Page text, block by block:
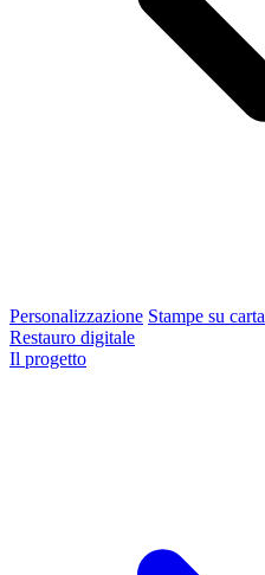
Personalizzazione Stampe su carta
Restauro digitale
Il progetto